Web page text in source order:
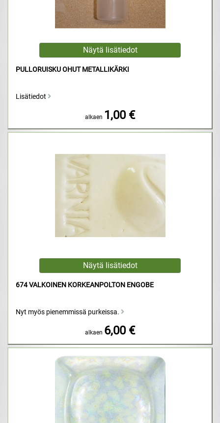
PULLORUISKU OHUT METALLIKÄRKI
Lisätiedot
alkaen 1,00 €
674 VALKOINEN KORKEANPOLTON ENGOBE
Nyt myös pienemmissä purkeissa.
alkaen 6,00 €